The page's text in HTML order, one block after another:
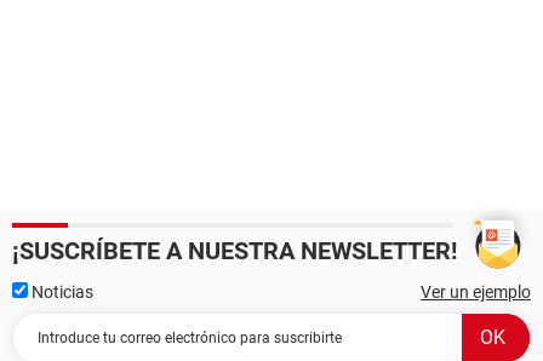
¡SUSCRÍBETE A NUESTRA NEWSLETTER!
Noticias Ver un ejemplo